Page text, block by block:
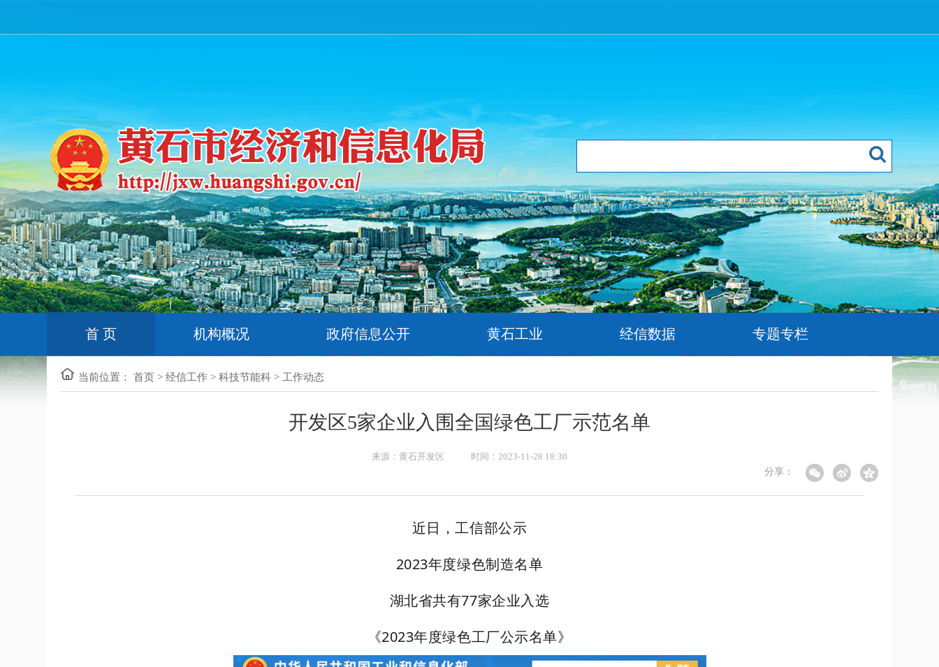
首 页 机构概况 政府信息公开 黄石工业 经信数据 专题专栏
当前位置： 首页 > 经信工作 > 科技节能科 > 工作动态
开发区5家企业入围全国绿色工厂示范名单
来源：黄石开发区 时间：2023-11-28 18:30
分享：
近日，工信部公示
2023年度绿色制造名单
湖北省共有77家企业入选
《2023年度绿色工厂公示名单》